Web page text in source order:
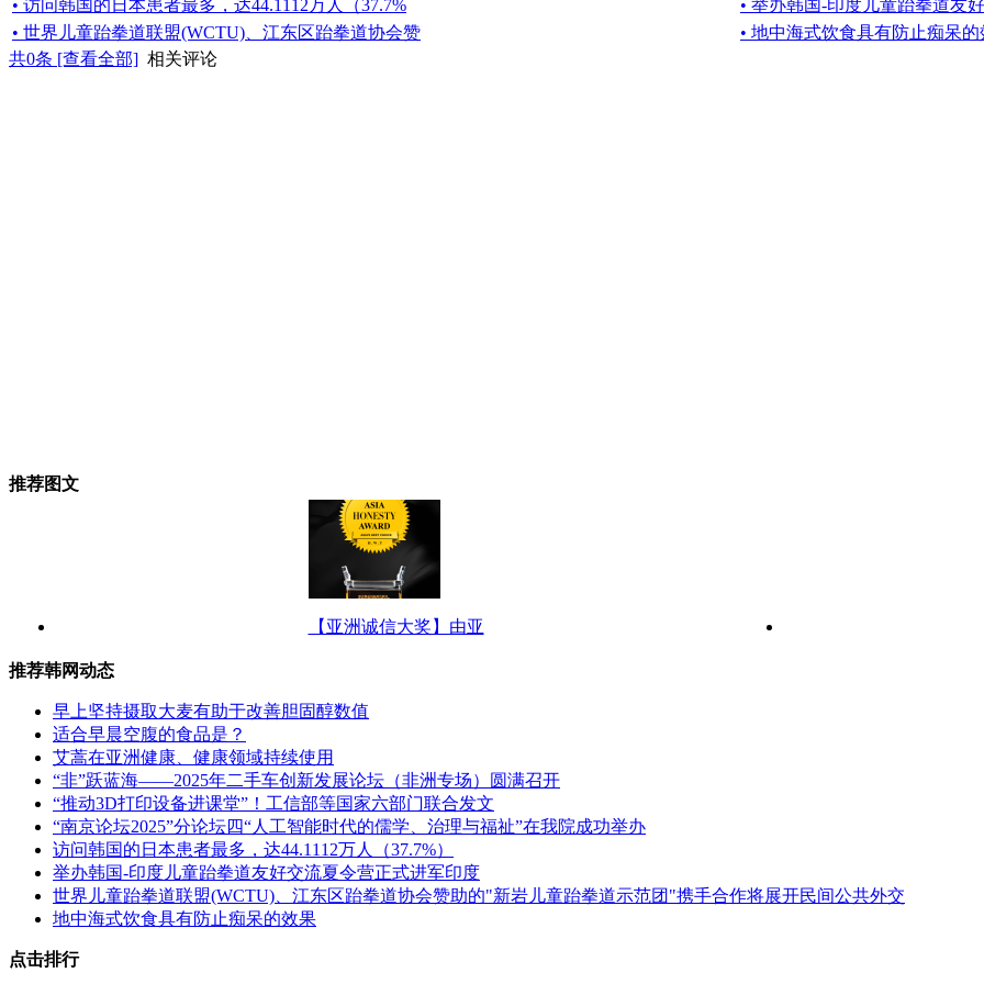
• 访问韩国的日本患者最多，达44.1112万人（37.7%
• 举办韩国-印度儿童跆拳道友
• 世界儿童跆拳道联盟(WCTU)、江东区跆拳道协会赞
• 地中海式饮食具有防止痴呆的
共0条 [查看全部] 相关评论
推荐图文
【亚洲诚信大奖】由亚
推荐韩网动态
早上坚持摄取大麦有助于改善胆固醇数值
适合早晨空腹的食品是？
艾蒿在亚洲健康、健康领域持续使用
“非”跃蓝海——2025年二手车创新发展论坛（非洲专场）圆满召开
“推动3D打印设备进课堂”！工信部等国家六部门联合发文
“南京论坛2025”分论坛四“人工智能时代的儒学、治理与福祉”在我院成功举办
访问韩国的日本患者最多，达44.1112万人（37.7%）
举办韩国-印度儿童跆拳道友好交流夏令营正式进军印度
世界儿童跆拳道联盟(WCTU)、江东区跆拳道协会赞助的"新岩儿童跆拳道示范团"携手合作将展开民间公共外交
地中海式饮食具有防止痴呆的效果
点击排行